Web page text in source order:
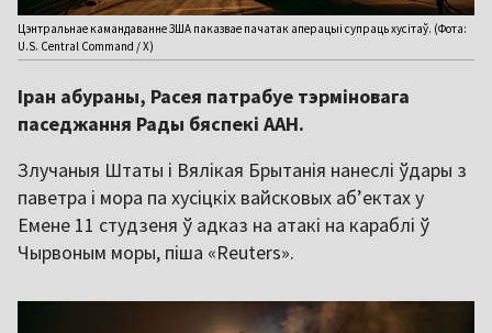
Цэнтральнае камандаванне ЗША паказвае пачатак аперацыі супраць хусітаў. (Фота:
U.S. Central Command / X)
Іран абураны, Расея патрабуе тэрміновага
паседжання Рады бяспекі ААН.
Злучаныя Штаты і Вялікая Брытанія нанеслі ўдары з
паветра і мора па хусіцкіх вайсковых аб’ектах у
Емене 11 студзеня ў адказ на атакі на караблі ў
Чырвоным моры, піша «Reuters».